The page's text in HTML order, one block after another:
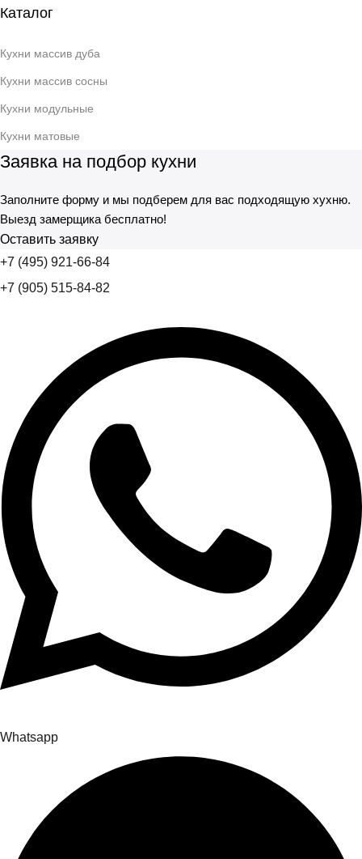
Каталог
Кухни массив дуба
Кухни массив сосны
Кухни модульные
Кухни матовые
Заявка на подбор кухни
Заполните форму и мы подберем для вас подходящую хухню.
Выезд замерщика бесплатно!
Оставить заявку
+7 (495) 921-66-84
+7 (905) 515-84-82
Whatsapp